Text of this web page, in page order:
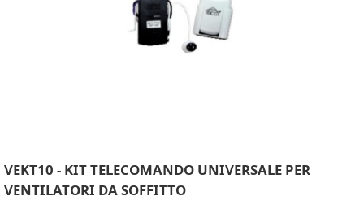
VEKT10 - KIT TELECOMANDO UNIVERSALE PER
VENTILATORI DA SOFFITTO